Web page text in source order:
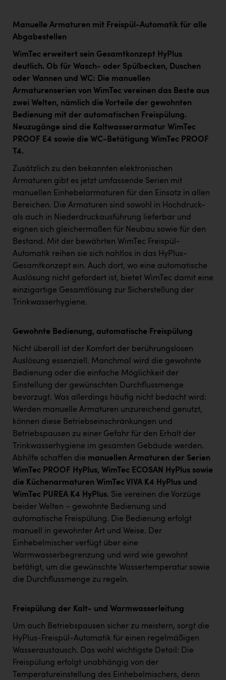
Manuelle Armaturen mit Freispül-Automatik für alle
Abgabestellen
WimTec erweitert sein Gesamtkonzept HyPlus
deutlich. Ob für Wasch- oder Spülbecken, Duschen
oder Wannen und WC: Die manuellen
Armaturenserien von WimTec vereinen das Beste aus
zwei Welten, nämlich die Vorteile der gewohnten
Bedienung mit der automatischen Freispülung.
Neuzugänge sind die Kaltwasserarmatur WimTec
PROOF E4 sowie die WC-Betätigung WimTec PROOF
T4.
Zusätzlich zu den bekannten elektronischen
Armaturen gibt es jetzt umfassende Serien mit
manuellen Einhebelarmaturen für den Einsatz in allen
Bereichen. Die Armaturen sind sowohl in Hochdruck-
als auch in Niederdruckausführung lieferbar und
eignen sich gleichermaßen für Neubau sowie für den
Bestand. Mit der bewährten WimTec Freispül-
Automatik reihen sie sich nahtlos in das HyPlus-
Gesamtkonzept ein. Auch dort, wo eine automatische
Auslösung nicht gefordert ist, bietet WimTec damit eine
einzigartige Gesamtlösung zur Sicherstellung der
Trinkwasserhygiene.
Gewohnte Bedienung, automatische Freispülung
Nicht überall ist der Komfort der berührungslosen
Auslösung essenziell. Manchmal wird die gewohnte
Bedienung oder die einfache Möglichkeit der
Einstellung der gewünschten Durchflussmenge
bevorzugt. Was allerdings häufig nicht bedacht wird:
Werden manuelle Armaturen unzureichend genutzt,
können diese Betriebseinschränkungen und
Betriebspausen zu einer Gefahr für den Erhalt der
Trinkwasserhygiene im gesamten Gebäude werden.
Abhilfe schaffen die manuellen Armaturen der Serien
WimTec PROOF HyPlus, WimTec ECOSAN HyPlus sowie
die Küchenarmaturen WimTec VIVA K4 HyPlus und
WimTec PUREA K4 HyPlus. Sie vereinen die Vorzüge
beider Welten – gewohnte Bedienung und
automatische Freispülung. Die Bedienung erfolgt
manuell in gewohnter Art und Weise. Der
Einhebelmischer verfügt über eine
Warmwasserbegrenzung und wird wie gewohnt
betätigt, um die gewünschte Wassertemperatur sowie
die Durchflussmenge zu regeln.
Freispülung der Kalt- und Warmwasserleitung
Um auch Betriebspausen sicher zu meistern, sorgt die
HyPlus-Freispül-Automatik für einen regelmäßigen
Wasseraustausch. Das wohl wichtigste Detail: Die
Freispülung erfolgt unabhängig von der
Temperatureinstellung des Einhebelmischers, denn